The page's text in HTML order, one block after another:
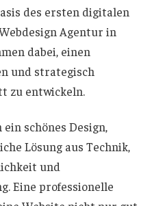
des ersten digitalen
Agentur in
dabei, einen
und strategisch
zu entwickeln.
schönes Design,
Lösung aus Technik,
und
Eine professionelle